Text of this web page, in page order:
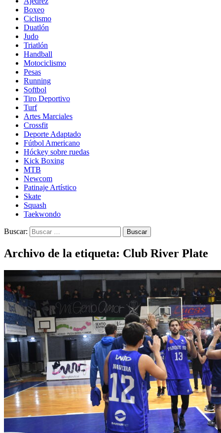
Boxeo
Ciclismo
Duatlón
Judo
Triatlón
Handball
Motociclismo
Pesas
Running
Softbol
Tiro Deportivo
Turf
Artes Marciales
Crossfit
Deporte Adaptado
Fútbol Americano
Hóckey sobre ruedas
Kick Boxing
MTB
Newcom
Patinaje Artístico
Skate
Squash
Taekwondo
Buscar:
Archivo de la etiqueta: Club River Plate